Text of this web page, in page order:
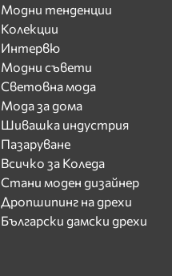
Модни тенденции
Колекции
Интервю
Модни съвети
Световна мода
Мода за дома
Шивашка индустрия
Пазаруване
Всичко за Коледа
Стани моден дизайнер
Дропшипинг на дрехи
Български дамски дрехи